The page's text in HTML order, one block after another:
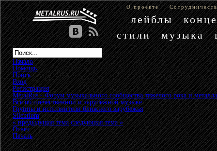
О проекте
лейблы
стили
музыка
Начало
Помощь
Поиск
Вход
Регистрация
MetalRus - Форум музыкального сообщества тяжелого рока и металла
Всё об отечественной и зарубежной музыке»
Группы и исполнители ближнего зарубежья»
Silentium
« предыдущая тема следующая тема »
Ответ
Печать